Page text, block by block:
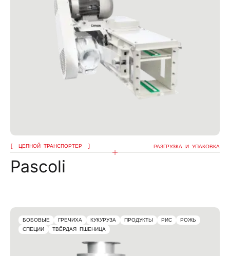
ЦЕПНОЙ ТРАНСПОРТЕР РАЗГРУЗКА И УПАКОВКА
Pascoli
БОБОВЫЕ ГРЕЧИХА КУКУРУЗА ПРОДУКТЫ РИС
РОЖЬ
СПЕЦИИ
ТВЁРДАЯ ПШЕНИЦА